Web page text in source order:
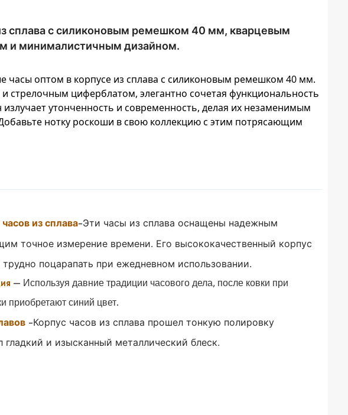
сплава с силиконовым ремешком 40 мм, кварцевым
и минималистичным дизайном.
оптом в корпусе из сплава с силиконовым ремешком 40 мм.
циферблатом, элегантно сочетая функциональность
утонченность и современность, делая их незаменимым
нотку роскоши в свою коллекцию с этим потрясающим
из сплава-Эти часы из сплава оснащены надежным
точное измерение времени. Его высококачественный корпус
поцарапать при ежедневном использовании.
— Используя давние традиции часового дела, после ковки при
приобретают синий цвет.
-Корпус часов из сплава прошел тонкую полировку
и изысканный металлический блеск.